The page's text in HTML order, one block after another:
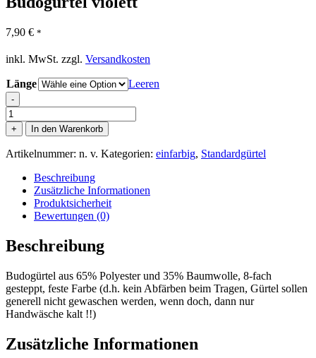
7,90 € *
inkl. MwSt. zzgl. Versandkosten
Länge Leeren
-
Budogürtel
violett
Menge
+ In den Warenkorb
Artikelnummer: n. v. Kategorien: einfarbig, Standardgürtel
Beschreibung
Zusätzliche Informationen
Produktsicherheit
Bewertungen (0)
Beschreibung
Budogürtel aus 65% Polyester und 35% Baumwolle, 8-fach
gesteppt, feste Farbe (d.h. kein Abfärben beim Tragen, Gürtel sollen
generell nicht gewaschen werden, wenn doch, dann nur
Handwäsche kalt !!)
Zusätzliche Informationen